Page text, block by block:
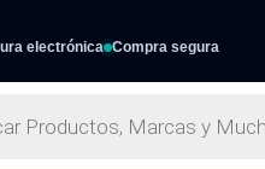
electrónica Compra segura